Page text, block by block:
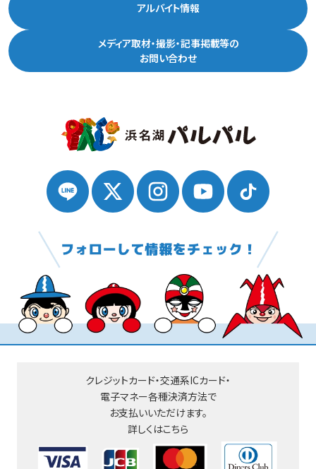
アルバイト情報
メディア取材・撮影・記事掲載等の
お問い合わせ
クレジットカード・交通系ICカード・
電子マネー各種決済方法で
お支払いいただけます。
詳しくはこちら